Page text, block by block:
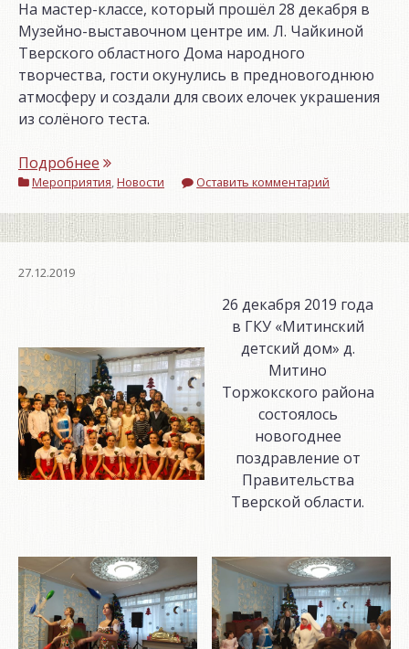
На мастер-классе, который прошёл 28 декабря в
Музейно-выставочном центре им. Л. Чайкиной
Тверского областного Дома народного
творчества, гости окунулись в предновогоднюю
атмосферу и создали для своих елочек украшения
из солёного теста.
Подробнее «Новогодний
мастер-
Мероприятия,Новости Оставить комментарий
27.12.2019
26 декабря 2019 года
в ГКУ «Митинский
детский дом» д.
Митино
Торжокского района
состоялось
новогоднее
поздравление от
Правительства
Тверской области.